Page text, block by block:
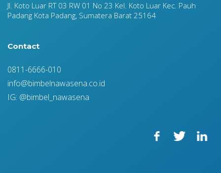
Jl. Koto Luar RT 03 RW 01 No 23 Kel. Koto Luar Kec. Pauh
Padang Kota Padang, Sumatera Barat 25164
Contact
0811-6666-010
info@bimbelnawasena.co.id
IG: @bimbel_nawasena